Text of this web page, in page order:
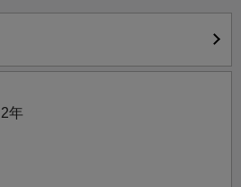
リカではCTC製法が主流です。そ
が、ケニア・モンバサのオークシ
マンジャロは、ケニアとタンザ
リカ大陸では最高峰(5,895m)の山
」というと、コーヒーの銘柄では
の代表的なお茶」という意味をこ
年